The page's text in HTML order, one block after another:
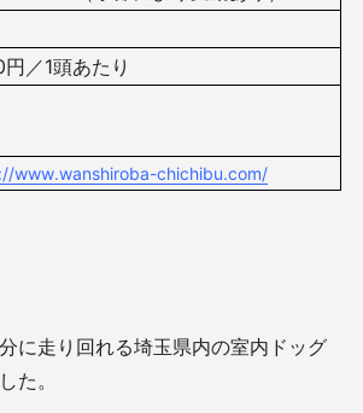
／1頭あたり
www.wanshiroba-chichibu.com/
に走り回れる埼玉県内の室内ドッグ
た。